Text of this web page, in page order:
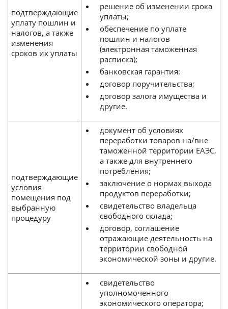
подтверждающие
уплату пошлин и
налогов, а также
изменения
сроков их уплаты
решение об изменении срока
уплаты;
обеспечение по уплате
пошлин и налогов
(электронная таможенная
расписка);
банковская гарантия:
договор поручительства;
договор залога имущества и
другие.
подтверждающие
условия
помещения под
выбранную
процедуру
документ об условиях
переработки товаров на/вне
таможенной территории ЕАЭС,
а также для внутреннего
потребления;
заключение о нормах выхода
продуктов переработки;
свидетельство владельца
свободного склада;
договор, соглашение
отражающие деятельность на
территории свободной
экономической зоны и другие.
свидетельство
уполномоченного
экономического оператора;